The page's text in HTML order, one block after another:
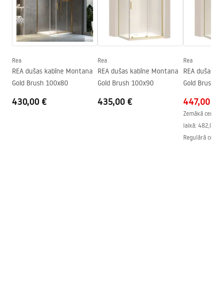
Min. augstums
mm
Maks. augstums
Vannas snīpis
Spiediena regulēšana
Anti-Calc sistēma
Jā
Savienojumu attālums
150mm
Garantijas noteikumi
Warranty_Terms_and_Conditions_Faucets_-_5.pdf
Montāžas instrukcija
Rea
REA dušas kabīne Montana
Gold Brush 100x80
430,00 €
Rea
REA dušas kabīne Montana
Gold Brush 100x90
435,00 €
Rea
REA dušas
Gold Brush
447,00 €
Zemākā cena
laikā: 482,00 €
Regulārā cena